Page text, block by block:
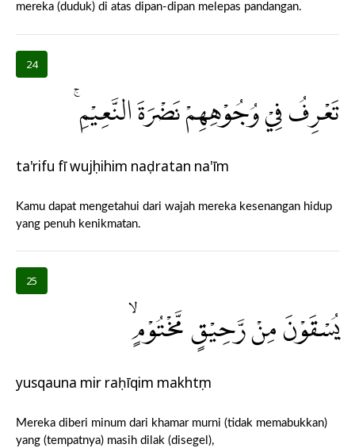
mereka (duduk) di atas dipan-dipan melepas pandangan.
24
تَعْرِفُ فِيْ وُجُوْهِهِمْ نَضْرَةَ النَّعِيْمِۚ
ta'rifu fī wujụhihim naḍratan na'īm
Kamu dapat mengetahui dari wajah mereka kesenangan hidup
yang penuh kenikmatan.
25
يُسْقَوْنَ مِنْ رَّحِيْقٍ مَّخْتُوْمٍۙ
yusqauna mir raḥīqim makhtụm
Mereka diberi minum dari khamar murni (tidak memabukkan)
yang (tempatnya) masih dilak (disegel),